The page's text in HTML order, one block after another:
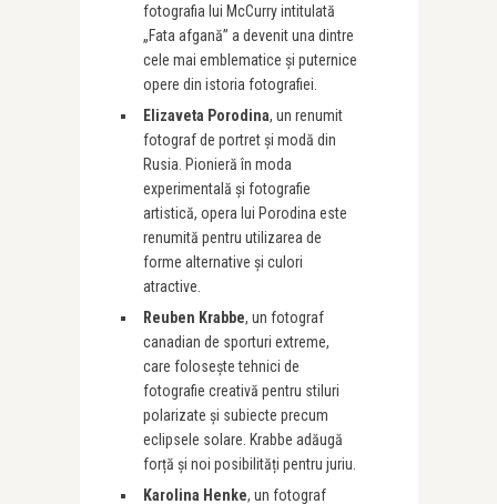
fotografia lui McCurry intitulată
„Fata afgană” a devenit una dintre
cele mai emblematice și puternice
opere din istoria fotografiei.
Elizaveta Porodina, un renumit
fotograf de portret și modă din
Rusia. Pionieră în moda
experimentală și fotografie
artistică, opera lui Porodina este
renumită pentru utilizarea de
forme alternative și culori
atractive.
Reuben Krabbe, un fotograf
canadian de sporturi extreme,
care folosește tehnici de
fotografie creativă pentru stiluri
polarizate și subiecte precum
eclipsele solare. Krabbe adăugă
forță și noi posibilități pentru juriu.
Karolina Henke, un fotograf